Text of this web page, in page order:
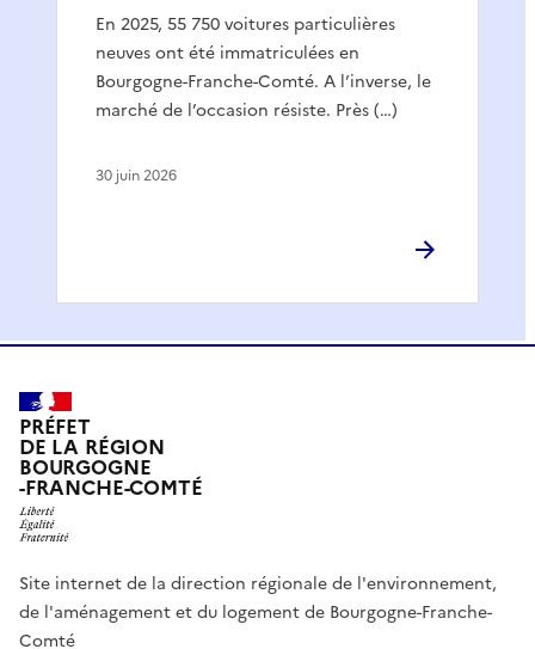
En 2025, 55 750 voitures particulières
neuves ont été immatriculées en
Bourgogne-Franche-Comté. A l’inverse, le
marché de l’occasion résiste. Près (…)
30 juin 2026
PRÉFET
DE LA RÉGION
BOURGOGNE
-FRANCHE-COMTÉ
Site internet de la direction régionale de l'environnement,
de l'aménagement et du logement de Bourgogne-Franche-
Comté